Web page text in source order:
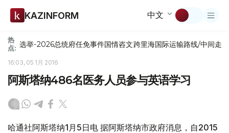
KAZINFORM 中文
热
点: 选举-2026总统府任免事件国情咨文跨里海国际运输路线/中间走廊
16:03, 05 1月 2016
阿斯塔纳486名医务人员参与英语学习
哈通社阿斯塔纳1月5日电 据阿斯塔纳市政府消息，自2015